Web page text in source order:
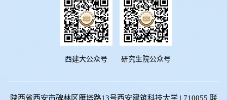
西建大公众号 研究生院公众号
陕西省西安市碑林区雁塔路13号西安建筑科技大学 | 710055 联